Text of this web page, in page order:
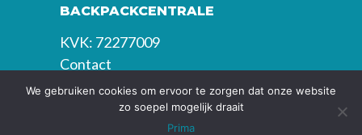
BACKPACKCENTRALE
KVK: 72277009
Contact
We gebruiken cookies om ervoor te zorgen dat onze website
zo soepel mogelijk draait
Prima